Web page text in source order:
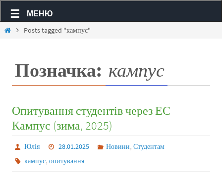
МЕНЮ
Posts tagged "кампус"
Позначка: кампус
Опитування студентів через ЕС
Кампус (зима, 2025)
Юлія 28.01.2025 Новини, Студентам
кампус,опитування